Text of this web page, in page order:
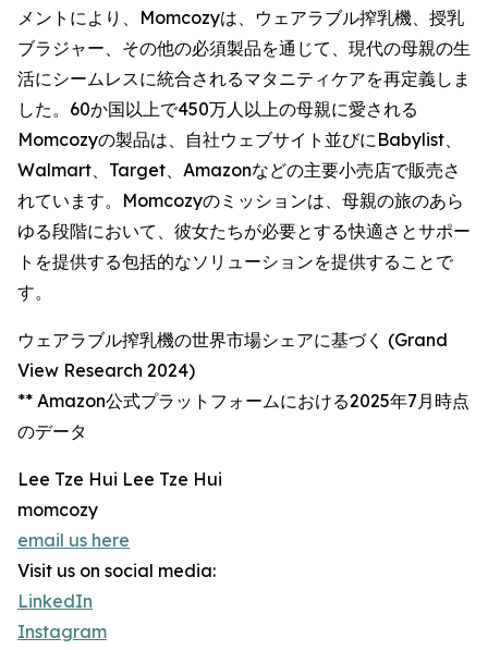
メントにより、Momcozyは、ウェアラブル搾乳機、授乳
ブラジャー、その他の必須製品を通じて、現代の母親の生
活にシームレスに統合されるマタニティケアを再定義しま
した。60か国以上で450万人以上の母親に愛される
Momcozyの製品は、自社ウェブサイト並びにBabylist、
Walmart、Target、Amazonなどの主要小売店で販売さ
れています。Momcozyのミッションは、母親の旅のあら
ゆる段階において、彼女たちが必要とする快適さとサポー
トを提供する包括的なソリューションを提供することで
す。
ウェアラブル搾乳機の世界市場シェアに基づく (Grand
View Research 2024)
** Amazon公式プラットフォームにおける2025年7月時点
のデータ
Lee Tze Hui Lee Tze Hui
momcozy
email us here
Visit us on social media:
LinkedIn
Instagram